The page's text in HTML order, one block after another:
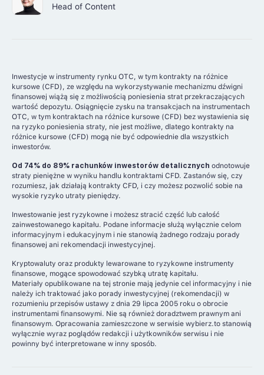
Head of Content
Inwestycje w instrumenty rynku OTC, w tym kontrakty na różnice
kursowe (CFD), ze względu na wykorzystywanie mechanizmu dźwigni
finansowej wiążą się z możliwością poniesienia strat przekraczających
wartość depozytu. Osiągnięcie zysku na transakcjach na instrumentach
OTC, w tym kontraktach na różnice kursowe (CFD) bez wystawienia się
na ryzyko poniesienia straty, nie jest możliwe, dlatego kontrakty na
różnice kursowe (CFD) mogą nie być odpowiednie dla wszystkich
inwestorów.
Od 74% do 89% rachunków inwestorów detalicznych odnotowuje
straty pieniężne w wyniku handlu kontraktami CFD. Zastanów się, czy
rozumiesz, jak działają kontrakty CFD, i czy możesz pozwolić sobie na
wysokie ryzyko utraty pieniędzy.
Inwestowanie jest ryzykowne i możesz stracić część lub całość
zainwestowanego kapitału. Podane informacje służą wyłącznie celom
informacyjnym i edukacyjnym i nie stanowią żadnego rodzaju porady
finansowej ani rekomendacji inwestycyjnej.
Kryptowaluty oraz produkty lewarowane to ryzykowne instrumenty
finansowe, mogące spowodować szybką utratę kapitału.
Materiały opublikowane na tej stronie mają jedynie cel informacyjny i nie
należy ich traktować jako porady inwestycyjnej (rekomendacji) w
rozumieniu przepisów ustawy z dnia 29 lipca 2005 roku o obrocie
instrumentami finansowymi. Nie są również doradztwem prawnym ani
finansowym. Opracowania zamieszczone w serwisie wybierz.to stanowią
wyłącznie wyraz poglądów redakcji i użytkowników serwisu i nie
powinny być interpretowane w inny sposób.